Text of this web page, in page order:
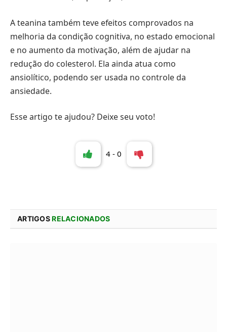
A teanina também teve efeitos comprovados na
melhoria da condição cognitiva, no estado emocional
e no aumento da motivação, além de ajudar na
redução do colesterol. Ela ainda atua como
ansiolítico, podendo ser usada no controle da
ansiedade.
Esse artigo te ajudou? Deixe seu voto!
4 - 0
ARTIGOSRELACIONADOS